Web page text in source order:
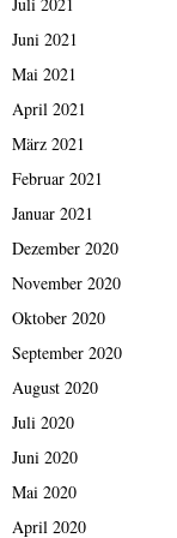
Juli 2021
Juni 2021
Mai 2021
April 2021
März 2021
Februar 2021
Januar 2021
Dezember 2020
November 2020
Oktober 2020
September 2020
August 2020
Juli 2020
Juni 2020
Mai 2020
April 2020